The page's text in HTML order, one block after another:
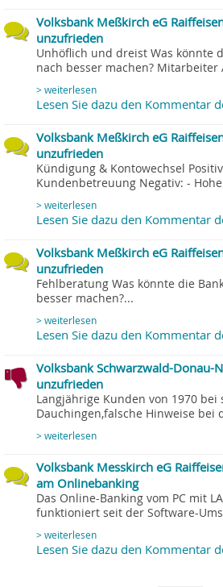
Volksbank Meßkirch eG
unzufrieden
Unhöflich und dreist Was könnte
nach besser machen? Mitarbeiter
> weiterlesen
Lesen Sie dazu den Kommentar
Volksbank Meßkirch eG
unzufrieden
Kündigung & Kontowechsel
Kundenbetreuung Negativ: -
> weiterlesen
Lesen Sie dazu den Kommentar
Volksbank Meßkirch eG
unzufrieden
Fehlberatung Was könnte die
besser machen?...
> weiterlesen
Lesen Sie dazu den Kommentar
Volksbank Schwarzwald-Donau-
unzufrieden
Langjährige Kunden von 1970
Dauchingen,falsche Hinweise bei
> weiterlesen
Volksbank Messkirch eG
am Onlinebanking
Das Online-Banking vom PC mit
funktioniert seit der Software-
> weiterlesen
Lesen Sie dazu den Kommentar